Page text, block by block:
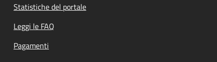
Statistiche del portale
Leggi le FAQ
Pagamenti